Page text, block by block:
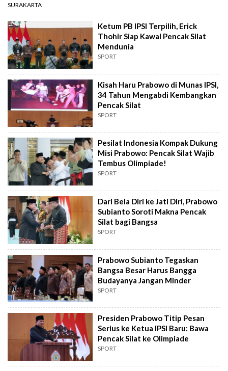
SURAKARTA
Ketum PB IPSI Terpilih, Erick
Thohir Siap Kawal Pencak Silat
Mendunia
SPORT
Kisah Haru Prabowo di Munas IPSI,
34 Tahun Mengabdi Kembangkan
Pencak Silat
SPORT
Pesilat Indonesia Kompak Dukung
Misi Prabowo: Pencak Silat Wajib
Tembus Olimpiade!
SPORT
Dari Bela Diri ke Jati Diri, Prabowo
Subianto Soroti Makna Pencak
Silat bagi Bangsa
SPORT
Prabowo Subianto Tegaskan
Bangsa Besar Harus Bangga
Budayanya Jangan Minder
SPORT
Presiden Prabowo Titip Pesan
Serius ke Ketua IPSI Baru: Bawa
Pencak Silat ke Olimpiade
SPORT